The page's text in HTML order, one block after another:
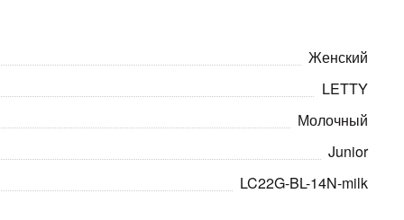
Женский
LETTY
Молочный
Junior
LC22G-BL-14N-milk